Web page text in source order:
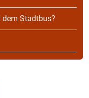
dem Stadtbus?